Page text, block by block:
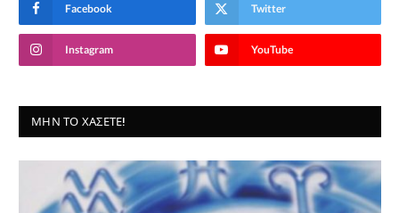
Facebook Twitter
Instagram YouTube
ΜΗΝ ΤΟ ΧΆΣΕΤΕ!